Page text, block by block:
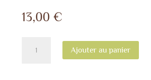
13,00 €
Ajouter au panier